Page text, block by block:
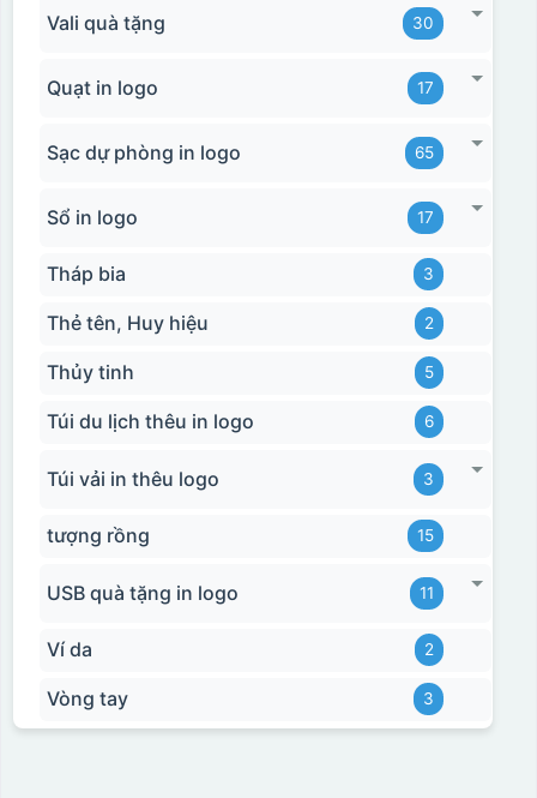
Vali quà tặng 30
Quạt in logo 17
Sạc dự phòng in logo 65
Sổ in logo 17
Tháp bia 3
Thẻ tên, Huy hiệu 2
Thủy tinh 5
Túi du lịch thêu in logo 6
Túi vải in thêu logo 3
tượng rồng 15
USB quà tặng in logo 11
Ví da 2
Vòng tay 3